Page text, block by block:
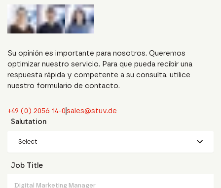
Su opinión es importante para nosotros. Queremos
optimizar nuestro servicio. Para que pueda recibir una
respuesta rápida y competente a su consulta, utilice
nuestro formulario de contacto.
+49 (0) 2056 14-0sales@stuv.de
Salutation
Select
Job Title